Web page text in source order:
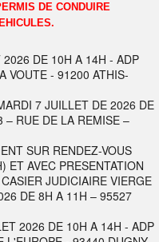
DE CONDUIRE
DE 10H A 14H - ADP
VOUTE - 91200 ATHIS-
7 JUILLET DE 2026 DE
– RUE DE LA REMISE –
SUR RENDEZ-VOUS
ET AVEC PRESENTATION
JUDICIAIRE VIERGE
DE 8H A 11H – 95527
2026 DE 10H A 14H - ADP